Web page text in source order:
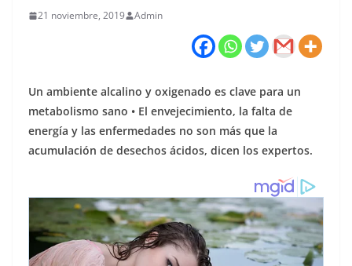
21 noviembre, 2019 Admin
Un ambiente alcalino y oxigenado es clave para un
metabolismo sano • El envejecimiento, la falta de
energía y las enfermedades no son más que la
acumulación de desechos ácidos, dicen los expertos.